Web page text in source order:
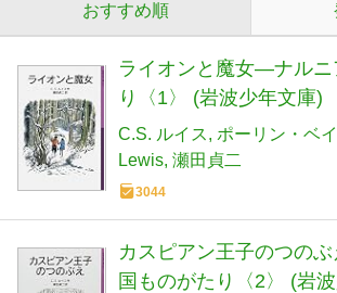
おすすめ順
ライオンと魔女―ナルニ
り〈1〉 (岩波少年文庫)
C.S. ルイス ポーリン・ベ
Lewis 瀬田貞二
3044
カスピアン王子のつの
国ものがたり〈2〉 (岩